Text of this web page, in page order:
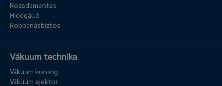
Rozsdamentes
Hidegálló
Robbanásbiztos
Vákuum technika
Vákuum korong
Vákuum ejektor